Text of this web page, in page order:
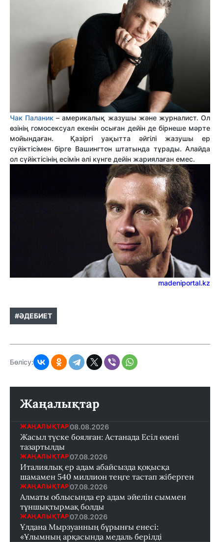
Чак Паланик– америкалық жазушы және журналист. Ол
өзінің гомосексуал екенін осыған дейін де бірнеше мәрте
мойындаған. Қазіргі уақытта әйгілі жазушы ер
сүйіктісімен бірге Вашингтон штатында тұрады. Алайда
ол сүйіктісінің есімін әлі күнге дейін жариялаған емес.
madeniportal.kz
#ӘДЕБИЕТ
Бөлісу:
Жаңалықтар
ЖАҢАЛЫҚТАР 08.08.2026
Жасыл түске боялған: Астанада Есіл өзені
тазартылды
ЖАҢАЛЫҚТАР 07.08.2026
Италиялық ер адам абайсызда қоқысқа
шамамен 540 миллион теңге тастап жіберген
ЖАҢАЛЫҚТАР 07.08.2026
Алматы облысында ер адам әйелін сыммен
тұншықтырмақ болды
ЖАҢАЛЫҚТАР 07.08.2026
Ұлдана Мырзуанның бұрынғы енесі:
«Ұлымның арқасында медаль берілді